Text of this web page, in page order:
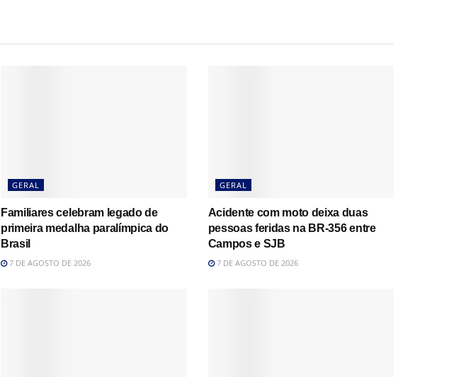
GERAL
Familiares celebram legado de
primeira medalha paralímpica do
Brasil
7 DE AGOSTO DE 2026
GERAL
Acidente com moto deixa duas
pessoas feridas na BR-356 entre
Campos e SJB
7 DE AGOSTO DE 2026